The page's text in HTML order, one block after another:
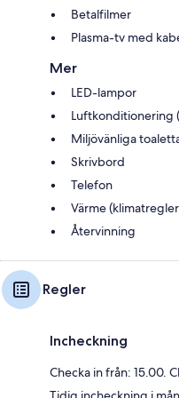
Betalfilmer
Plasma-tv med
Mer
LED-lampor
Luftkonditionering
Miljövänliga
Skrivbord
Telefon
Värme
Återvinning
Regler
Incheckning
Checka in från: 15.00.